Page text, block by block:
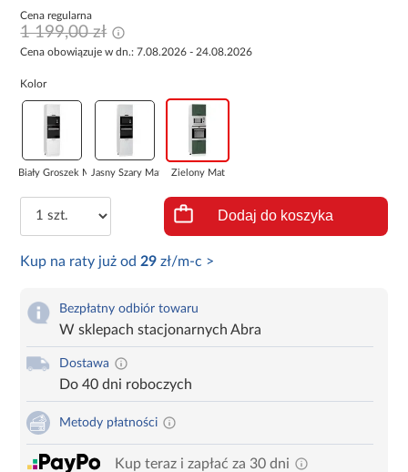
Cena regularna
1 199,00 zł
Cena obowiązuje w dn.: 7.08.2026 - 24.08.2026
Kolor
Biały Groszek M...Jasny Szary Mat Zielony Mat
Dodaj do koszyka
Kup na raty już od 29 zł/m-c >
Bezpłatny odbiór towaru
W sklepach stacjonarnych Abra
Dostawa
Do 40 dni roboczych
Metody płatności
Kup teraz i zapłać za 30 dni